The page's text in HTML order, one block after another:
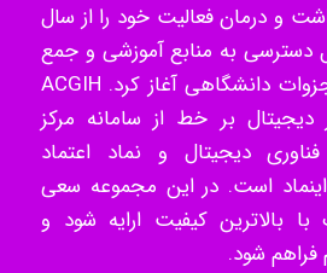
akhtar shahsavandi
kimiya zirakpoor
و درمان فعالیت خود را از سال
دسترسی به منابع آموزشی و جمع
آوری کلیه مقالات و جزوات دانشگاهی آغاز کرد. ACGIH
بر خط از سامانه مرکز
دیجیتال و نماد اعتماد
اینماد است. در این مجموعه سعی
بالاترین کیفیت ارایه شود و
فراهم شود.